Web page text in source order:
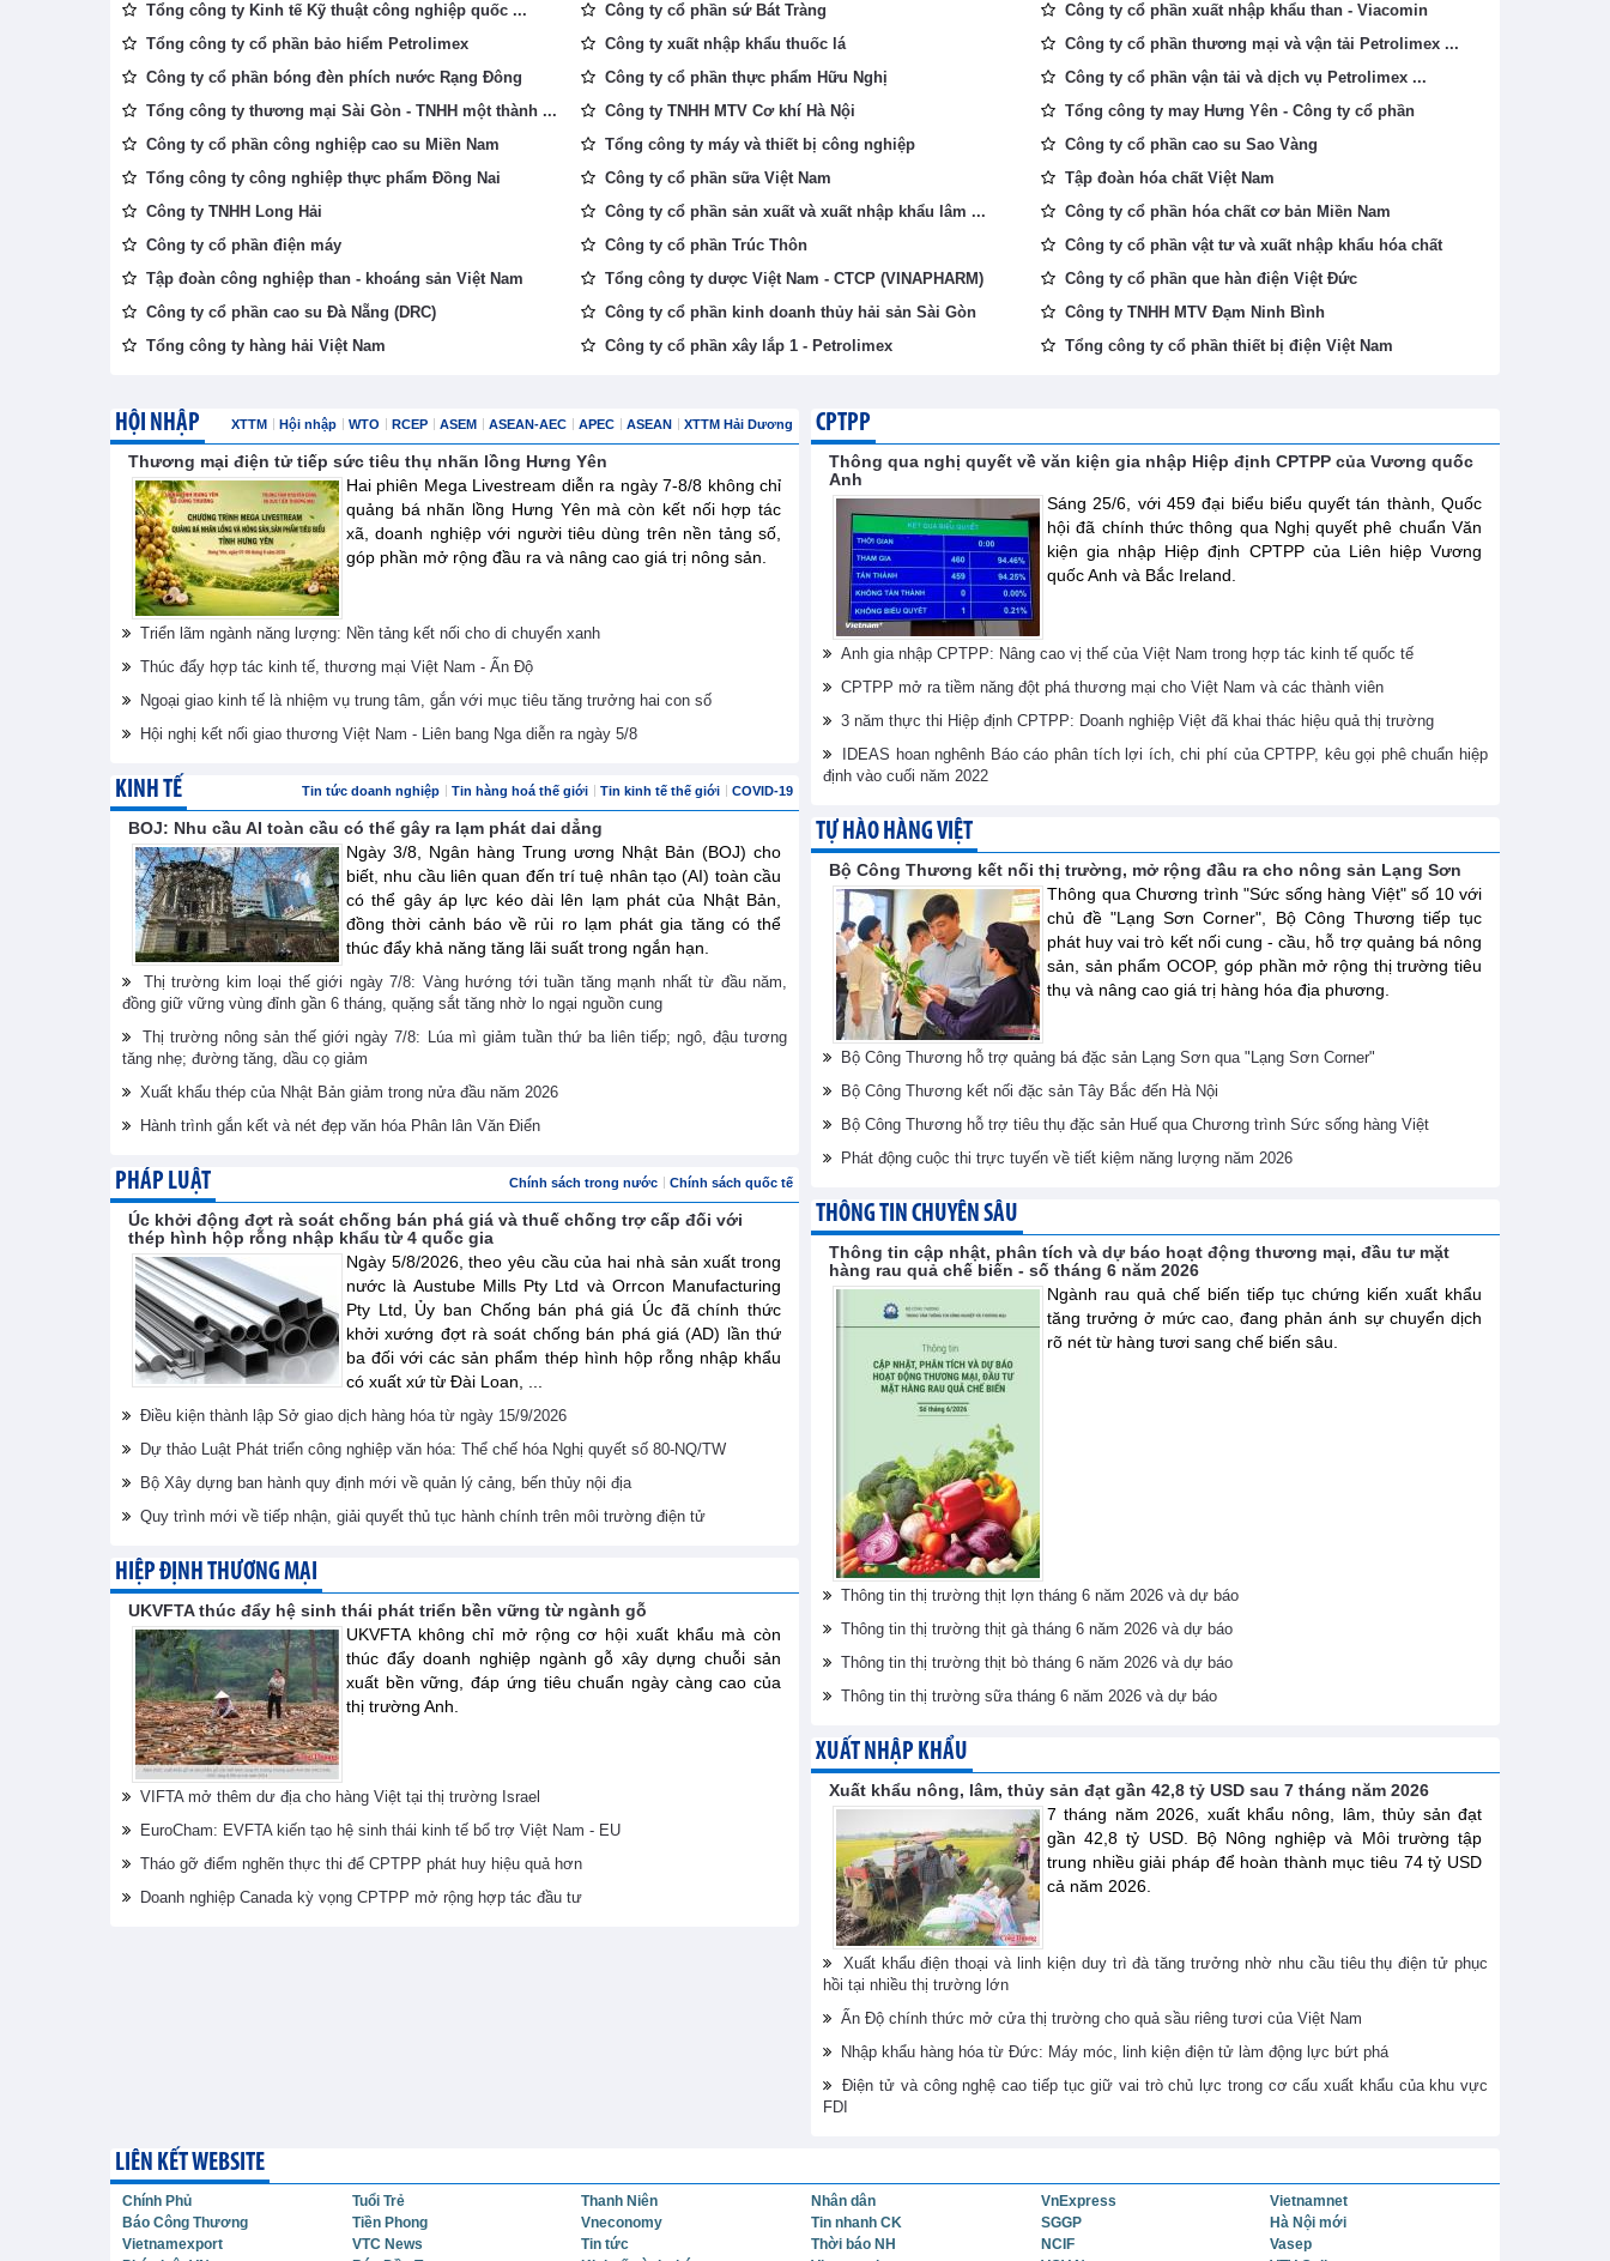
Tổng công ty Kinh tế Kỹ thuật công nghiệp quốc ...
Tổng công ty cổ phần bảo hiểm Petrolimex
Công ty cổ phần bóng đèn phích nước Rạng Đông
Tổng công ty thương mại Sài Gòn - TNHH một thành ...
Công ty cổ phần công nghiệp cao su Miền Nam
Tổng công ty công nghiệp thực phẩm Đồng Nai
Công ty TNHH Long Hải
Công ty cổ phần điện máy
Tập đoàn công nghiệp than - khoáng sản Việt Nam
Công ty cổ phần cao su Đà Nẵng (DRC)
Tổng công ty hàng hải Việt Nam
Công ty cổ phần sứ Bát Tràng
Công ty xuất nhập khẩu thuốc lá
Công ty cổ phần thực phẩm Hữu Nghị
Công ty TNHH MTV Cơ khí Hà Nội
Tổng công ty máy và thiết bị công nghiệp
Công ty cổ phần sữa Việt Nam
Công ty cổ phần sản xuất và xuất nhập khẩu lâm ...
Công ty cổ phần Trúc Thôn
Tổng công ty dược Việt Nam - CTCP (VINAPHARM)
Công ty cổ phần kinh doanh thủy hải sản Sài Gòn
Công ty cổ phần xây lắp 1 - Petrolimex
Công ty cổ phần xuất nhập khẩu than - Viacomin
Công ty cổ phần thương mại và vận tải Petrolimex ...
Công ty cổ phần vận tải và dịch vụ Petrolimex ...
Tổng công ty may Hưng Yên - Công ty cổ phần
Công ty cổ phần cao su Sao Vàng
Tập đoàn hóa chất Việt Nam
Công ty cổ phần hóa chất cơ bản Miền Nam
Công ty cổ phần vật tư và xuất nhập khẩu hóa chất
Công ty cổ phần que hàn điện Việt Đức
Công ty TNHH MTV Đạm Ninh Bình
Tổng công ty cổ phần thiết bị điện Việt Nam
HỘI NHẬP XTTM Hội nhập WTO RCEP ASEM ASEAN-AEC APEC ASEAN XTTM Hải Dương
Thương mại điện tử tiếp sức tiêu thụ nhãn lồng Hưng Yên
Hai phiên Mega Livestream diễn ra ngày 7-8/8 không chỉ
quảng bá nhãn lồng Hưng Yên mà còn kết nối hợp tác
xã, doanh nghiệp với người tiêu dùng trên nền tảng số,
góp phần mở rộng đầu ra và nâng cao giá trị nông sản.
Triển lãm ngành năng lượng: Nền tảng kết nối cho di chuyển xanh
Thúc đẩy hợp tác kinh tế, thương mại Việt Nam - Ấn Độ
Ngoại giao kinh tế là nhiệm vụ trung tâm, gắn với mục tiêu tăng trưởng hai con số
Hội nghị kết nối giao thương Việt Nam - Liên bang Nga diễn ra ngày 5/8
KINH TẾ Tin tức doanh nghiệp Tin hàng hoá thế giới Tin kinh tế thế giới COVID-19
BOJ: Nhu cầu AI toàn cầu có thể gây ra lạm phát dai dẳng
Ngày 3/8, Ngân hàng Trung ương Nhật Bản (BOJ) cho
biết, nhu cầu liên quan đến trí tuệ nhân tạo (AI) toàn cầu
có thể gây áp lực kéo dài lên lạm phát của Nhật Bản,
đồng thời cảnh báo về rủi ro lạm phát gia tăng có thể
thúc đẩy khả năng tăng lãi suất trong ngắn hạn.
Thị trường kim loại thế giới ngày 7/8: Vàng hướng tới tuần tăng mạnh nhất từ đầu năm,
đồng giữ vững vùng đỉnh gần 6 tháng, quặng sắt tăng nhờ lo ngại nguồn cung
Thị trường nông sản thế giới ngày 7/8: Lúa mì giảm tuần thứ ba liên tiếp; ngô, đậu tương
tăng nhẹ; đường tăng, dầu cọ giảm
Xuất khẩu thép của Nhật Bản giảm trong nửa đầu năm 2026
Hành trình gắn kết và nét đẹp văn hóa Phân lân Văn Điển
PHÁP LUẬT Chính sách trong nước Chính sách quốc tế
Úc khởi động đợt rà soát chống bán phá giá và thuế chống trợ cấp đối với
thép hình hộp rỗng nhập khẩu từ 4 quốc gia
Ngày 5/8/2026, theo yêu cầu của hai nhà sản xuất trong
nước là Austube Mills Pty Ltd và Orrcon Manufacturing
Pty Ltd, Ủy ban Chống bán phá giá Úc đã chính thức
khởi xướng đợt rà soát chống bán phá giá (AD) lần thứ
ba đối với các sản phẩm thép hình hộp rỗng nhập khẩu
có xuất xứ từ Đài Loan, ...
Điều kiện thành lập Sở giao dịch hàng hóa từ ngày 15/9/2026
Dự thảo Luật Phát triển công nghiệp văn hóa: Thể chế hóa Nghị quyết số 80-NQ/TW
Bộ Xây dựng ban hành quy định mới về quản lý cảng, bến thủy nội địa
Quy trình mới về tiếp nhận, giải quyết thủ tục hành chính trên môi trường điện tử
HIỆP ĐỊNH THƯƠNG MẠI
UKVFTA thúc đẩy hệ sinh thái phát triển bền vững từ ngành gỗ
UKVFTA không chỉ mở rộng cơ hội xuất khẩu mà còn
thúc đẩy doanh nghiệp ngành gỗ xây dựng chuỗi sản
xuất bền vững, đáp ứng tiêu chuẩn ngày càng cao của
thị trường Anh.
VIFTA mở thêm dư địa cho hàng Việt tại thị trường Israel
EuroCham: EVFTA kiến tạo hệ sinh thái kinh tế bổ trợ Việt Nam - EU
Tháo gỡ điểm nghẽn thực thi để CPTPP phát huy hiệu quả hơn
Doanh nghiệp Canada kỳ vọng CPTPP mở rộng hợp tác đầu tư
CPTPP
Thông qua nghị quyết về văn kiện gia nhập Hiệp định CPTPP của Vương quốc
Anh
Sáng 25/6, với 459 đại biểu biểu quyết tán thành, Quốc
hội đã chính thức thông qua Nghị quyết phê chuẩn Văn
kiện gia nhập Hiệp định CPTPP của Liên hiệp Vương
quốc Anh và Bắc Ireland.
Anh gia nhập CPTPP: Nâng cao vị thế của Việt Nam trong hợp tác kinh tế quốc tế
CPTPP mở ra tiềm năng đột phá thương mại cho Việt Nam và các thành viên
3 năm thực thi Hiệp định CPTPP: Doanh nghiệp Việt đã khai thác hiệu quả thị trường
IDEAS hoan nghênh Báo cáo phân tích lợi ích, chi phí của CPTPP, kêu gọi phê chuẩn hiệp
định vào cuối năm 2022
TỰ HÀO HÀNG VIỆT
Bộ Công Thương kết nối thị trường, mở rộng đầu ra cho nông sản Lạng Sơn
Thông qua Chương trình "Sức sống hàng Việt" số 10 với
chủ đề "Lạng Sơn Corner", Bộ Công Thương tiếp tục
phát huy vai trò kết nối cung - cầu, hỗ trợ quảng bá nông
sản, sản phẩm OCOP, góp phần mở rộng thị trường tiêu
thụ và nâng cao giá trị hàng hóa địa phương.
Bộ Công Thương hỗ trợ quảng bá đặc sản Lạng Sơn qua "Lạng Sơn Corner"
Bộ Công Thương kết nối đặc sản Tây Bắc đến Hà Nội
Bộ Công Thương hỗ trợ tiêu thụ đặc sản Huế qua Chương trình Sức sống hàng Việt
Phát động cuộc thi trực tuyến về tiết kiệm năng lượng năm 2026
THÔNG TIN CHUYÊN SÂU
Thông tin cập nhật, phân tích và dự báo hoạt động thương mại, đầu tư mặt
hàng rau quả chế biến - số tháng 6 năm 2026
Ngành rau quả chế biến tiếp tục chứng kiến xuất khẩu
tăng trưởng ở mức cao, đang phản ánh sự chuyển dịch
rõ nét từ hàng tươi sang chế biến sâu.
Thông tin thị trường thịt lợn tháng 6 năm 2026 và dự báo
Thông tin thị trường thịt gà tháng 6 năm 2026 và dự báo
Thông tin thị trường thịt bò tháng 6 năm 2026 và dự báo
Thông tin thị trường sữa tháng 6 năm 2026 và dự báo
XUẤT NHẬP KHẨU
Xuất khẩu nông, lâm, thủy sản đạt gần 42,8 tỷ USD sau 7 tháng năm 2026
7 tháng năm 2026, xuất khẩu nông, lâm, thủy sản đạt
gần 42,8 tỷ USD. Bộ Nông nghiệp và Môi trường tập
trung nhiều giải pháp để hoàn thành mục tiêu 74 tỷ USD
cả năm 2026.
Xuất khẩu điện thoại và linh kiện duy trì đà tăng trưởng nhờ nhu cầu tiêu thụ điện tử phục
hồi tại nhiều thị trường lớn
Ấn Độ chính thức mở cửa thị trường cho quả sầu riêng tươi của Việt Nam
Nhập khẩu hàng hóa từ Đức: Máy móc, linh kiện điện tử làm động lực bứt phá
Điện tử và công nghệ cao tiếp tục giữ vai trò chủ lực trong cơ cấu xuất khẩu của khu vực
FDI
LIÊN KẾT WEBSITE
Chính Phủ Tuổi Trẻ Thanh Niên Nhân dân VnExpress
Vietnamnet
Báo Công Thương
Tiền Phong Vneconomy Tin nhanh CK SGGP
Hà Nội mới
Vietnamexport
VTC News Tin tức Thời báo NH NCIF
Vasep